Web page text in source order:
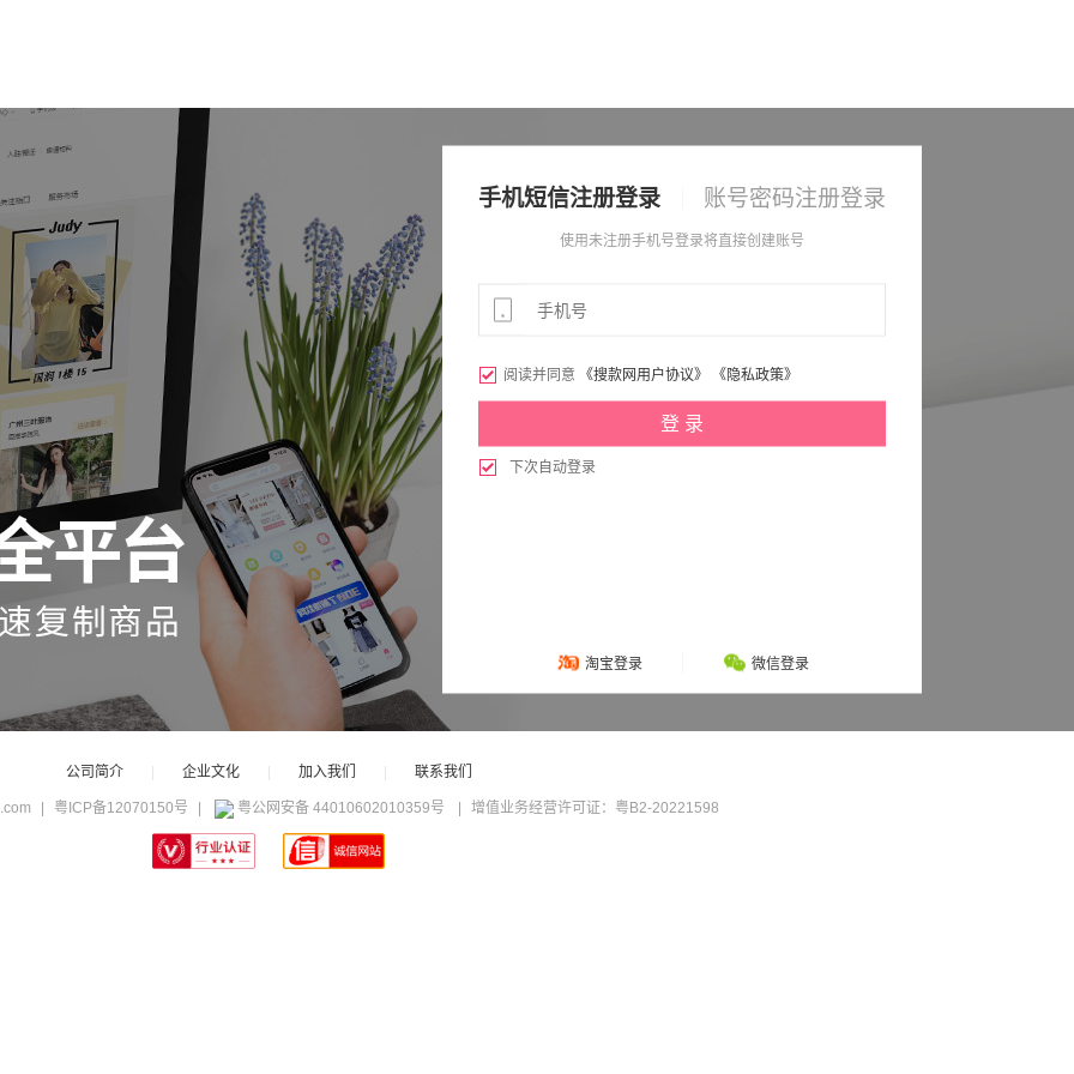
手机短信注册登录 账号密码注册登录
使用未注册手机号登录将直接创建账号
 阅读并同意 《搜款网用户协议》 《隐私政策》
 下次自动登录
淘宝登录 微信登录
公司简介 企业文化 加入我们 联系我们
粤ICP备12070150号 粤公网安备 44010602010359号 增值业务经营许可证：粤B2-20221598